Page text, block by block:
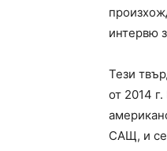
интервю
Тези
от 2014
САЩ, и се